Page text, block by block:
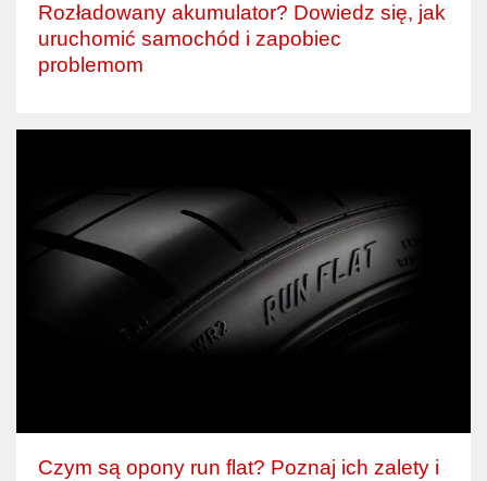
Rozładowany akumulator? Dowiedz się, jak
uruchomić samochód i zapobiec
problemom
Czym są opony run flat? Poznaj ich zalety i